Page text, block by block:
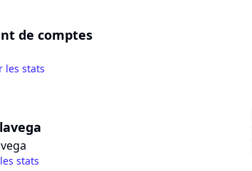
de comptes
les stats
stats